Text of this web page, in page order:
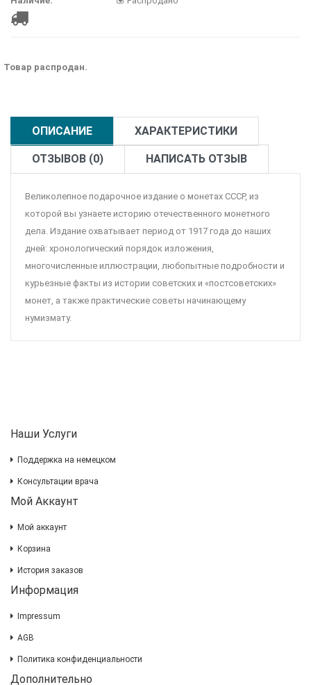
Товар распродан.
ОПИСАНИЕ ХАРАКТЕРИСТИКИ
ОТЗЫВОВ (0) НАПИСАТЬ ОТЗЫВ
Великолепное подарочное издание о монетах СССР, из
которой вы узнаете историю отечественного монетного
дела. Издание охватывает период от 1917 года до наших
дней: хронологический порядок изложения,
многочисленные иллюстрации, любопытные подробности и
курьезные факты из истории советских и «постсоветских»
монет, а также практические советы начинающему
нумизмату.
Наши Услуги
Поддержка на немецком
Консультации врача
Мой Аккаунт
Мой аккаунт
Корзина
История заказов
Информация
Impressum
AGB
Политика конфиденциальности
Дополнительно